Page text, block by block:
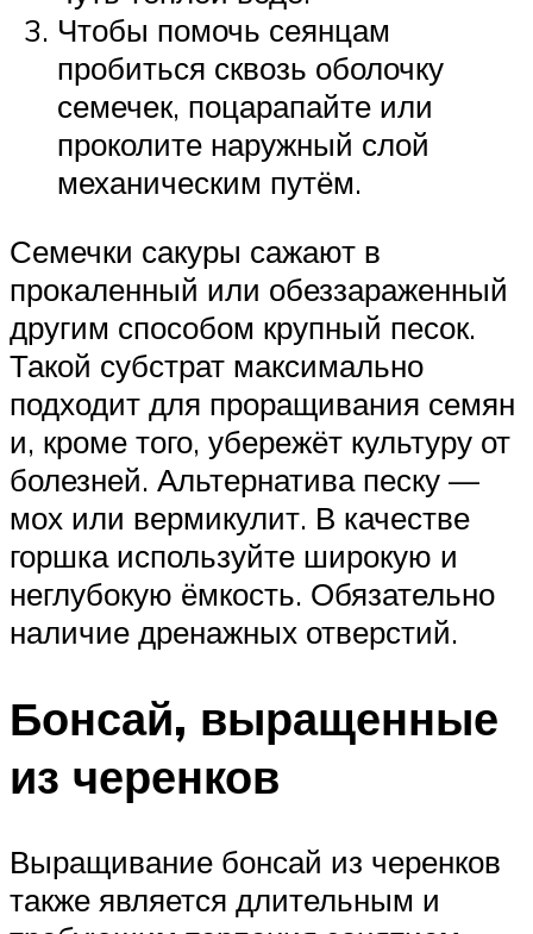
Чтобы помочь сеянцам
пробиться сквозь оболочку
семечек, поцарапайте или
проколите наружный слой
механическим путём.
Семечки сакуры сажают в
прокаленный или обеззараженный
другим способом крупный песок.
Такой субстрат максимально
подходит для проращивания семян
и, кроме того, убережёт культуру от
болезней. Альтернатива песку —
мох или вермикулит. В качестве
горшка используйте широкую и
неглубокую ёмкость. Обязательно
наличие дренажных отверстий.
Бонсай, выращенные
из черенков
Выращивание бонсай из черенков
также является длительным и